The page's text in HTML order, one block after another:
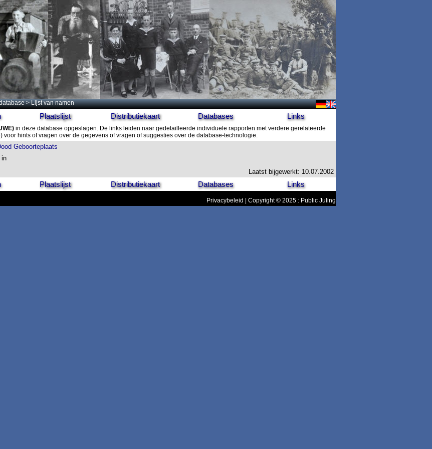
> Lijst van namen
Plaatslijst Distributiekaart Databases Links
in deze database opgeslagen. De links leiden naar gedetailleerde individuele rapporten met verdere gerelateerde
) voor hints of vragen over de gegevens of vragen of suggesties over de database-technologie.
Geboorteplaats
in
Laatst bijgewerkt: 10.07.2002
Plaatslijst Distributiekaart Databases Links
Privacybeleid | Copyright © 2025 : Public Juling